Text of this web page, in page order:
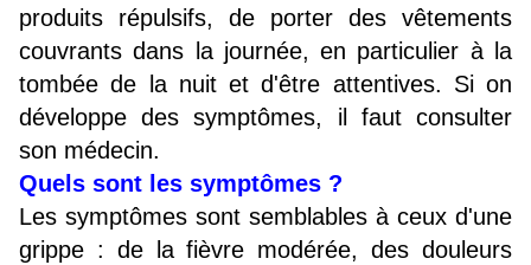
produits répulsifs, de porter des vêtements
couvrants dans la journée, en particulier à la
tombée de la nuit et d'être attentives. Si on
développe des symptômes, il faut consulter
son médecin.
Quels sont les symptômes ?
Les symptômes sont semblables à ceux d'une
grippe : de la fièvre modérée, des douleurs